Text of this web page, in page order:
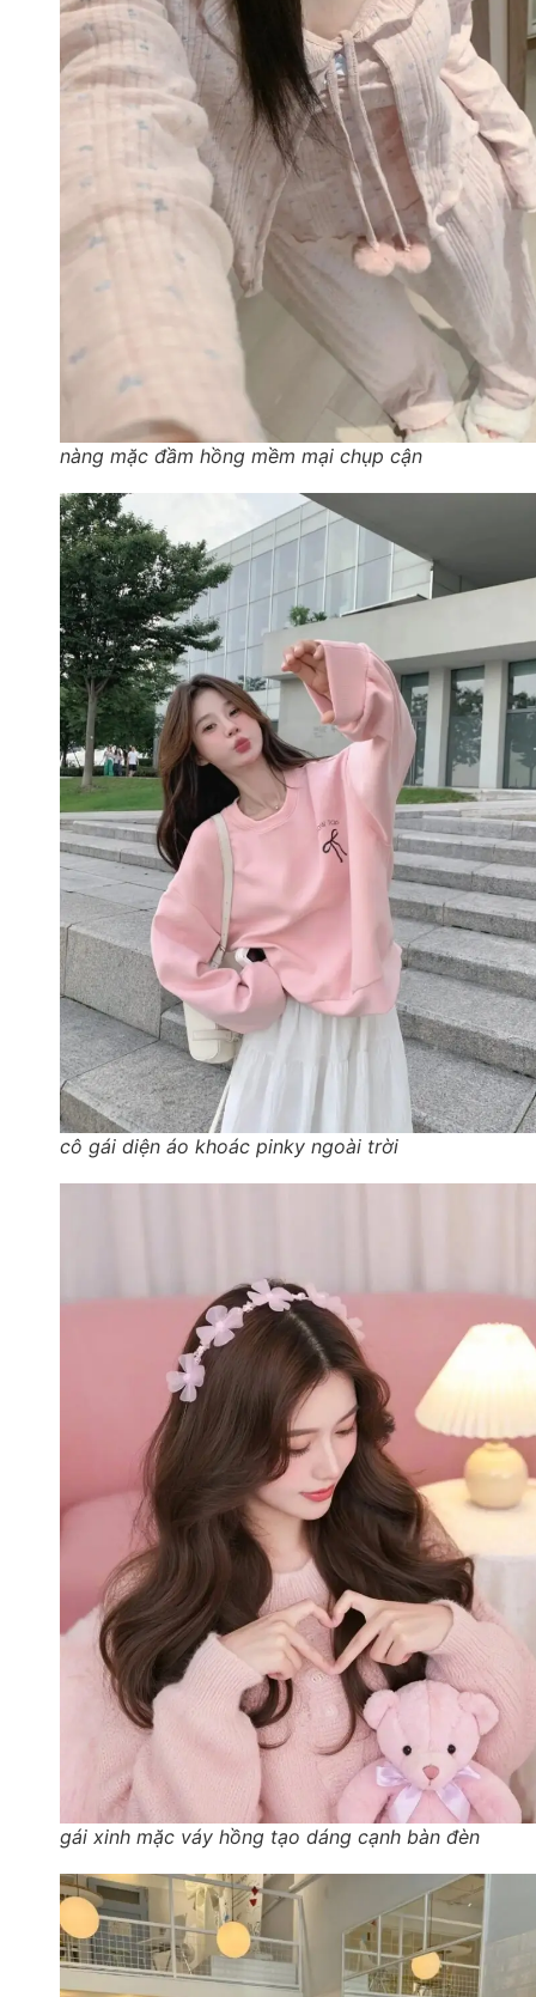
nàng mặc đầm hồng mềm mại chụp cận
cô gái diện áo khoác pinky ngoài trời
gái xinh mặc váy hồng tạo dáng cạnh bàn đèn